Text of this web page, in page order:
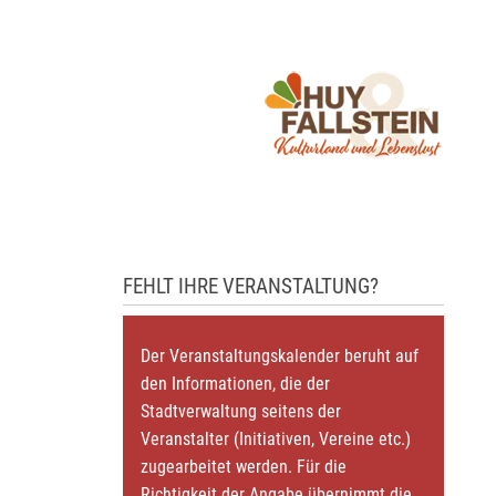
FEHLT IHRE VERANSTALTUNG?
Der Veranstaltungskalender beruht auf
den Informationen, die der
Stadtverwaltung seitens der
Veranstalter (Initiativen, Vereine etc.)
zugearbeitet werden. Für die